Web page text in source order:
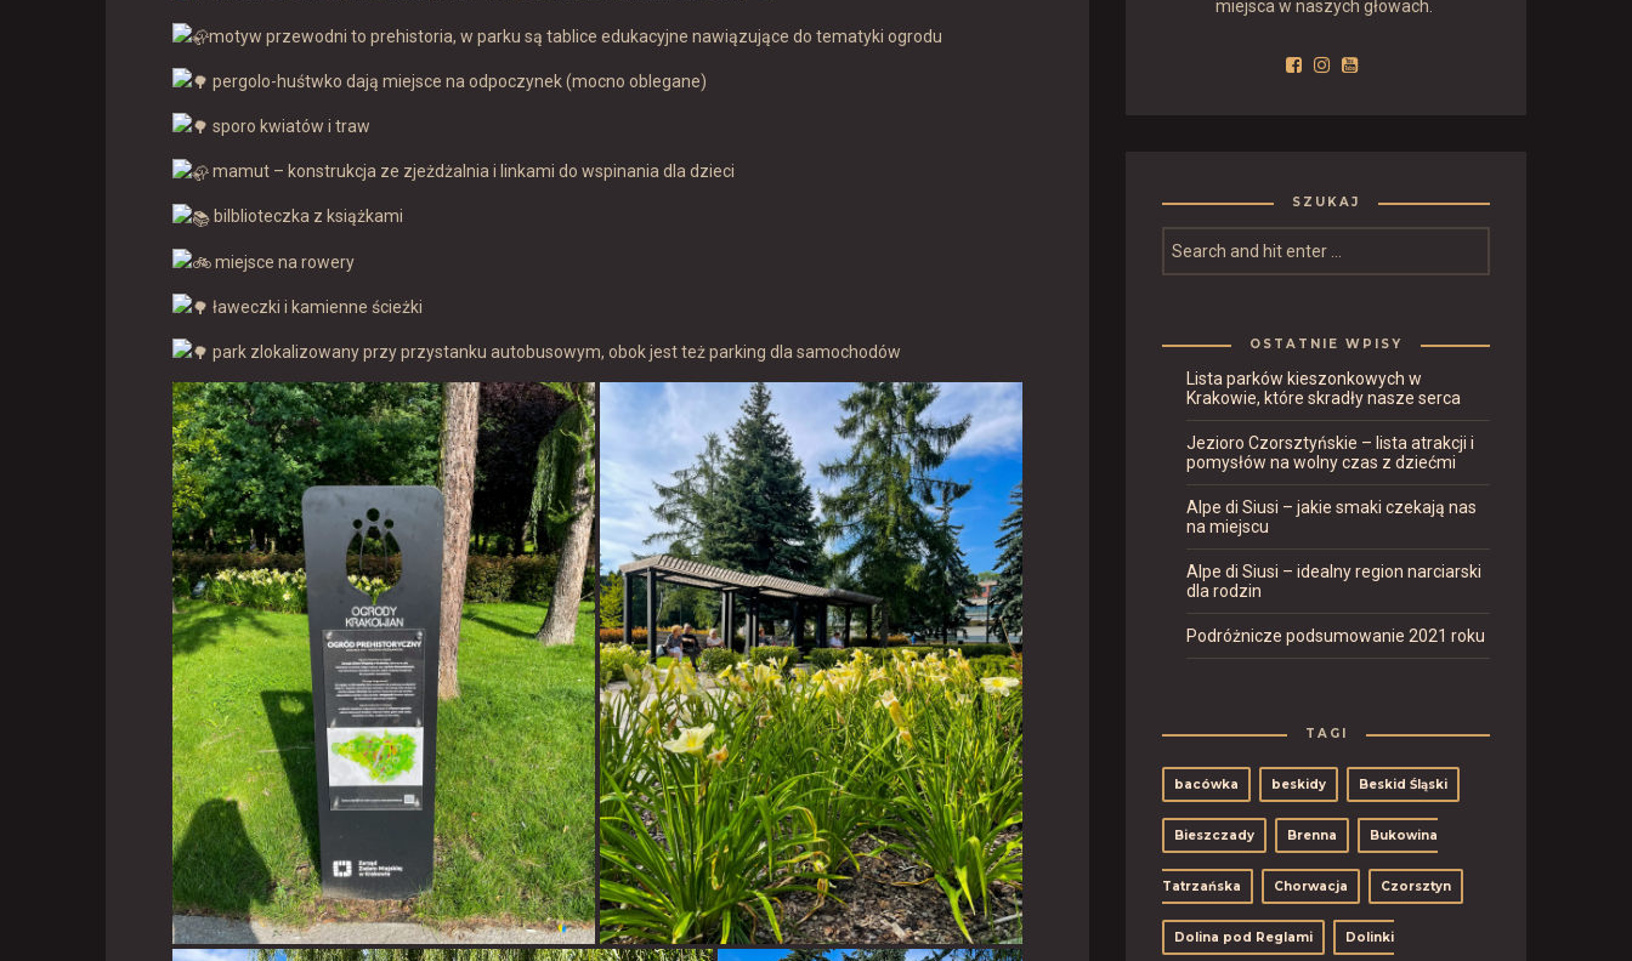
motyw przewodni to prehistoria, w parku są tablice edukacyjne nawiązujące do tematyki ogrodu
pergolo-huśtwko dają miejsce na odpoczynek (mocno oblegane)
sporo kwiatów i traw
mamut – konstrukcja ze zjeżdżalnia i linkami do wspinania dla dzieci
bilblioteczka z książkami
miejsce na rowery
ławeczki i kamienne ścieżki
park zlokalizowany przy przystanku autobusowym, obok jest też parking dla samochodów
miejsca w naszych głowach.
SZUKAJ
OSTATNIE WPISY
Lista parków kieszonkowych w
Krakowie, które skradły nasze serca
Jezioro Czorsztyńskie – lista atrakcji i
pomysłów na wolny czas z dziećmi
Alpe di Siusi – jakie smaki czekają nas
na miejscu
Alpe di Siusi – idealny region narciarski
dla rodzin
Podróżnicze podsumowanie 2021 roku
TAGI
bacówka beskidy Beskid Śląski
Bieszczady Brenna Bukowina
Tatrzańska Chorwacja Czorsztyn
Dolina pod Reglami Dolinki